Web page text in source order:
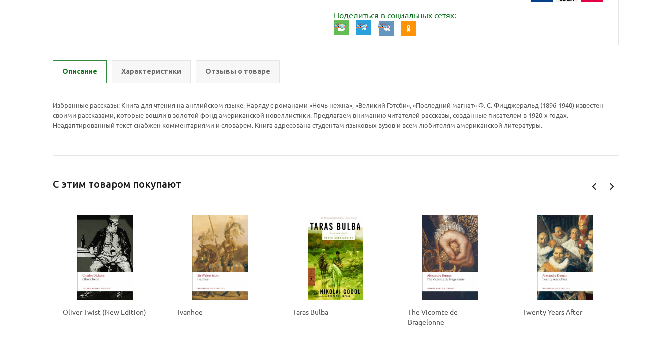
Поделиться в социальных сетях:
Описание Характеристики Отзывы о товаре
Избранные рассказы: Книга для чтения на английском языке. Наряду с романами «Ночь нежна», «Великий Гэтсби», «Последний магнат» Ф. С. Фицджеральд (1896-1940) известен
своими рассказами, которые вошли в золотой фонд американской новеллистики. Предлагаем вниманию читателей рассказы, созданные писателем в 1920-х годах.
Неадаптированный текст снабжен комментариями и словарем. Книга адресована студентам языковых вузов и всем любителям американской литературы.
С этим товаром покупают
Oliver Twist (New Edition) Ivanhoe Taras Bulba
The Vicomte de
Bragelonne
Twenty Years After
политикой
конфидициальности
политикой
конфидициальности